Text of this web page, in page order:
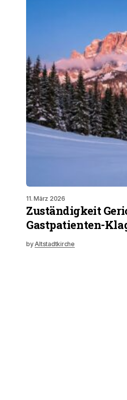
11. März 2026
Zuständigkeit
Gastpatienten-
byAltstadtkirche